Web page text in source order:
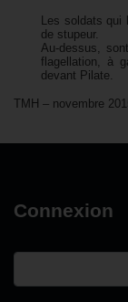
Les soldats qui
de stupeur.
Au-dessus,
flagellation, à
devant Pilate.
TMH – novembre
Connexion